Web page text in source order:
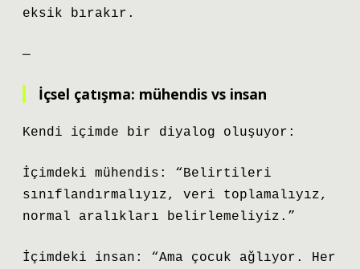
eksik bırakır.
—
İçsel çatışma: mühendis vs insan
Kendi içimde bir diyalog oluşuyor:
İçimdeki mühendis: “Belirtileri
sınıflandırmalıyız, veri toplamalıyız,
normal aralıkları belirlemeliyiz.”
İçimdeki insan: “Ama çocuk ağlıyor. Her